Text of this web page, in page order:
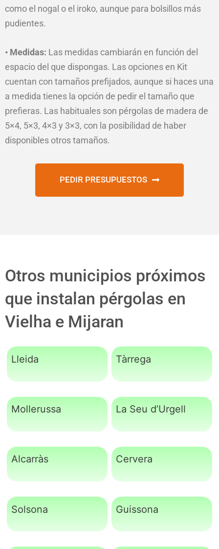
como el nogal o el iroko, aunque para bolsillos más
pudientes.
• Medidas: Las medidas cambiarán en función del
espacio del que dispongas. Las opciones en Kit
cuentan con tamaños prefijados, aunque si haces una
a medida tienes la opción de pedir el tamaño que
prefieras. Las habituales son pérgolas de madera de
5×4, 5×3, 4×3 y 3×3, con la posibilidad de haber
disponibles otros tamaños.
PEDIR PRESUPUESTOS
Otros municipios próximos
que instalan pérgolas en
Vielha e Mijaran
Lleida Tàrrega
Mollerussa La Seu d’Urgell
Alcarràs Cervera
Solsona Guissona